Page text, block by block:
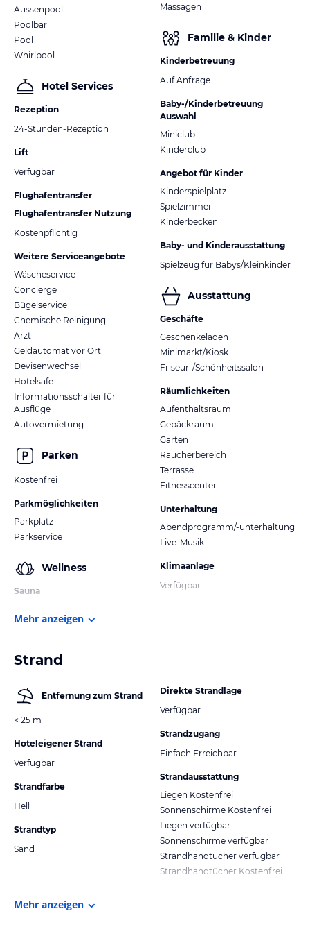
Aussenpool
Poolbar
Pool
Whirlpool
Hotel Services
Rezeption
24-Stunden-Rezeption
Lift
Verfügbar
Flughafentransfer
Flughafentransfer Nutzung
Kostenpflichtig
Weitere Serviceangebote
Wäscheservice
Concierge
Bügelservice
Chemische Reinigung
Arzt
Geldautomat vor Ort
Devisenwechsel
Hotelsafe
Informationsschalter für
Ausflüge
Autovermietung
Parken
Kostenfrei
Parkmöglichkeiten
Parkplatz
Parkservice
Wellness
Sauna
Massagen
Familie & Kinder
Kinderbetreuung
Auf Anfrage
Baby-/Kinderbetreuung
Auswahl
Miniclub
Kinderclub
Angebot für Kinder
Kinderspielplatz
Spielzimmer
Kinderbecken
Baby- und Kinderausstattung
Spielzeug für Babys/Kleinkinder
Ausstattung
Geschäfte
Geschenkeladen
Minimarkt/Kiosk
Friseur-/Schönheitssalon
Räumlichkeiten
Aufenthaltsraum
Gepäckraum
Garten
Raucherbereich
Terrasse
Fitnesscenter
Unterhaltung
Abendprogramm/-unterhaltung
Live-Musik
Klimaanlage
Verfügbar
Mehr anzeigen
Strand
Entfernung zum Strand
< 25 m
Hoteleigener Strand
Verfügbar
Strandfarbe
Hell
Strandtyp
Sand
Direkte Strandlage
Verfügbar
Strandzugang
Einfach Erreichbar
Strandausstattung
Liegen Kostenfrei
Sonnenschirme Kostenfrei
Liegen verfügbar
Sonnenschirme verfügbar
Strandhandtücher verfügbar
Strandhandtücher Kostenfrei
Mehr anzeigen